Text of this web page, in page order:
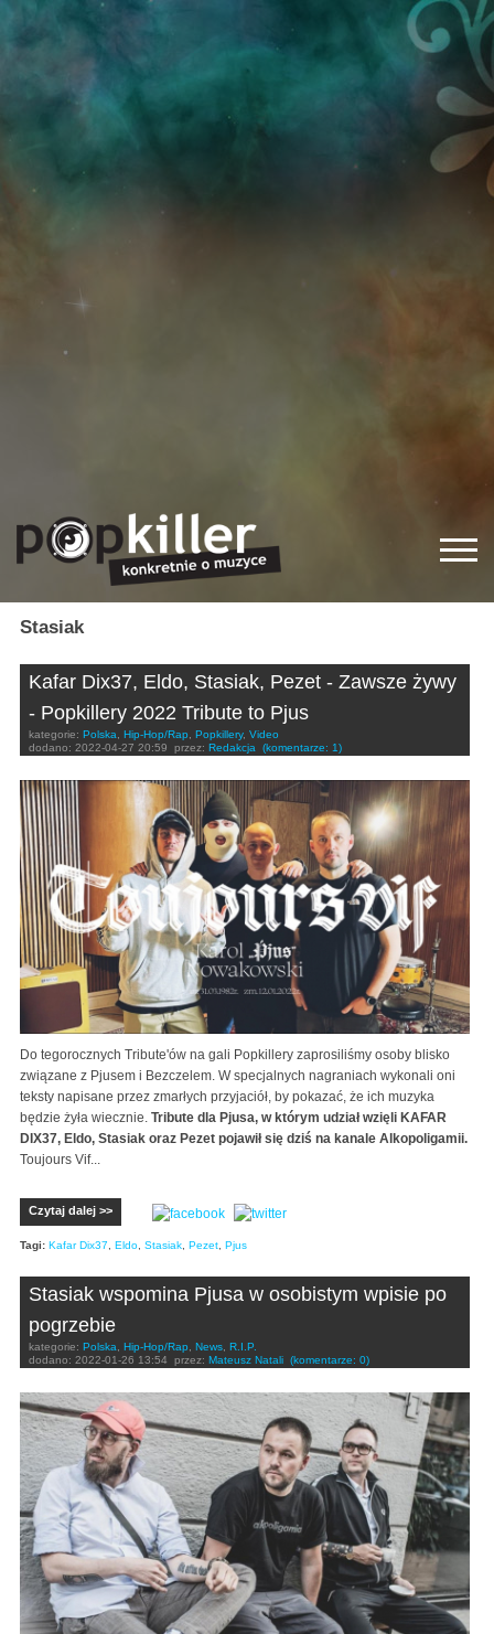
Stasiak
Kafar Dix37, Eldo, Stasiak, Pezet - Zawsze żywy
- Popkillery 2022 Tribute to Pjus
kategorie: Polska, Hip-Hop/Rap, Popkillery, Video
dodano: 2022-04-27 20:59 przez: Redakcja (komentarze: 1)
Do tegorocznych Tribute'ów na gali Popkillery zaprosiliśmy osoby blisko
związane z Pjusem i Bezczelem. W specjalnych nagraniach wykonali oni
teksty napisane przez zmarłych przyjaciół, by pokazać, że ich muzyka
będzie żyła wiecznie. Tribute dla Pjusa, w którym udział wzięli KAFAR
DIX37, Eldo, Stasiak oraz Pezet pojawił się dziś na kanale Alkopoligamii.
Toujours Vif...
Czytaj dalej >>
Tagi: Kafar Dix37 Eldo Stasiak Pezet Pjus
Stasiak wspomina Pjusa w osobistym wpisie po
pogrzebie
kategorie: Polska Hip-Hop/Rap News R.I.P.
dodano: 2022-01-26 13:54 przez: Mateusz Natali (komentarze: 0)